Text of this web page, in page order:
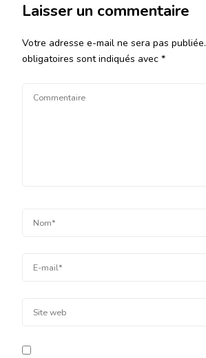
Laisser un commentaire
Votre adresse e-mail ne sera pas publiée.
obligatoires sont indiqués avec *